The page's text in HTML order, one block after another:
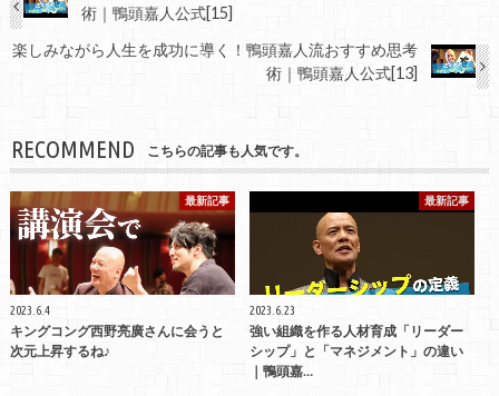
術｜鴨頭嘉人公式[15]
楽しみながら人生を成功に導く！鴨頭嘉人流おすすめ思考
術｜鴨頭嘉人公式[13]
RECOMMEND こちらの記事も人気です。
最新記事
2023.6.4
キングコング西野亮廣さんに会うと
次元上昇するね♪
最新記事
2023.6.23
強い組織を作る人材育成「リーダー
シップ」と「マネジメント」の違い
｜鴨頭嘉…